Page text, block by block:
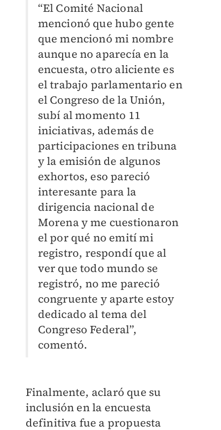
“El Comité Nacional
mencionó que hubo gente
que mencionó mi nombre
aunque no aparecía en la
encuesta, otro aliciente es
el trabajo parlamentario en
el Congreso de la Unión,
subí al momento 11
iniciativas, además de
participaciones en tribuna
y la emisión de algunos
exhortos, eso pareció
interesante para la
dirigencia nacional de
Morena y me cuestionaron
el por qué no emití mi
registro, respondí que al
ver que todo mundo se
registró, no me pareció
congruente y aparte estoy
dedicado al tema del
Congreso Federal”,
comentó.
Finalmente, aclaró que su
inclusión en la encuesta
definitiva fue a propuesta